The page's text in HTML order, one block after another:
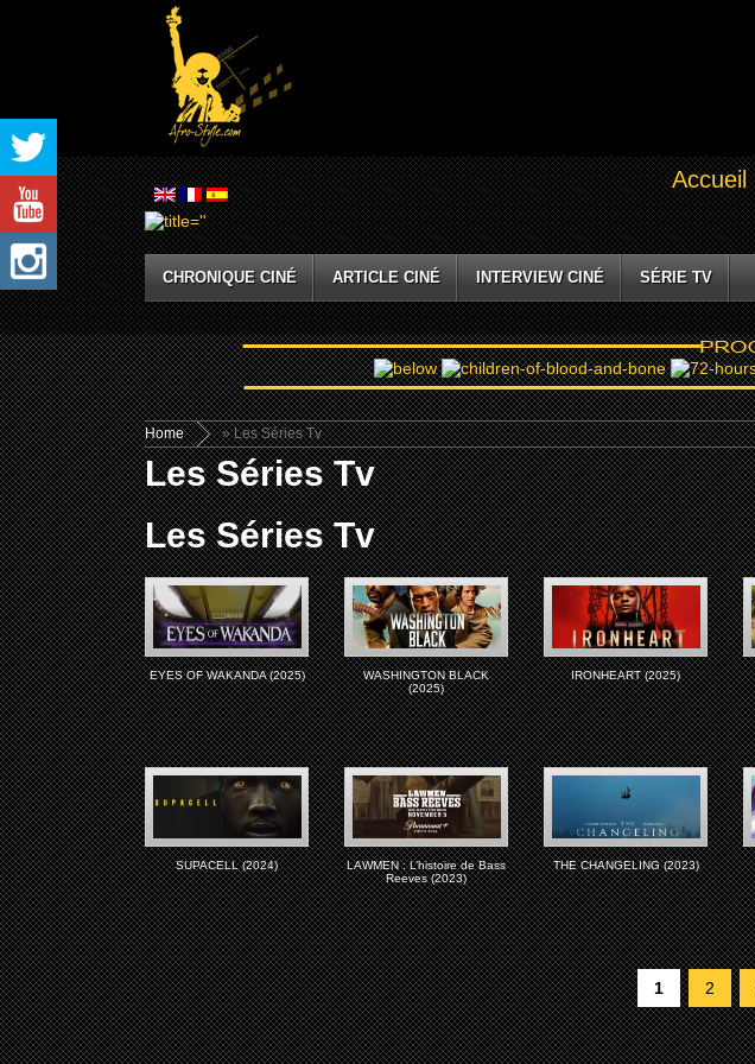
Accueil
CHRONIQUE CINÉ ARTICLE CINÉ INTERVIEW CINÉ SÉRIE TV
Home » Les Séries Tv
Les Séries Tv
Les Séries Tv
EYES OF WAKANDA (2025)
WASHINGTON BLACK
(2025)
IRONHEART (2025)
SUPACELL (2024)
LAWMEN : L’histoire de Bass
Reeves (2023)
THE CHANGELING (2023)
1 2